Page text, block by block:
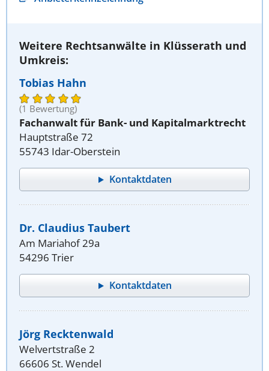
Weitere Rechtsanwälte in Klüsserath und
Umkreis:
Tobias Hahn
(1 Bewertung)
Fachanwalt für Bank- und Kapitalmarktrecht
Hauptstraße 72
55743 Idar-Oberstein
Kontaktdaten
Dr. Claudius Taubert
Am Mariahof 29a
54296 Trier
Kontaktdaten
Jörg Recktenwald
Welvertstraße 2
66606 St. Wendel